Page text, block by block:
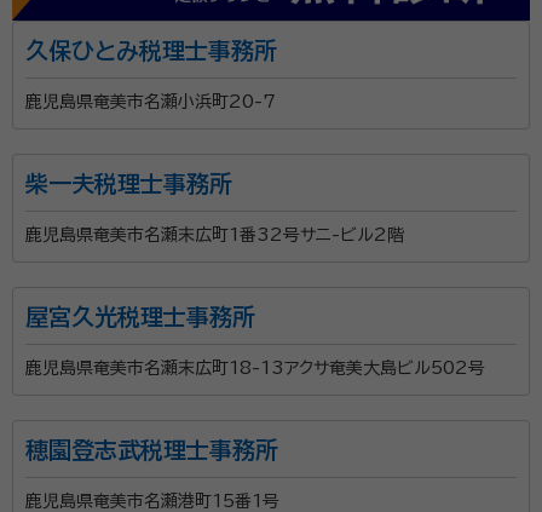
久保ひとみ税理士事務所
鹿児島県奄美市名瀬小浜町20-7
柴一夫税理士事務所
鹿児島県奄美市名瀬末広町1番32号サニ-ビル2階
屋宮久光税理士事務所
鹿児島県奄美市名瀬末広町18-13アクサ奄美大島ビル502号
穂園登志武税理士事務所
鹿児島県奄美市名瀬港町15番1号